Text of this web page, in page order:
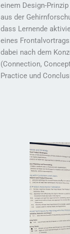
einem Design-
aus der
dass Lernende
eines
dabei nach dem
(Connection,
Practice und